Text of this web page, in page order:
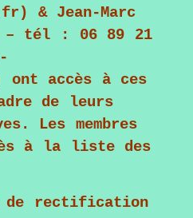
& Jean-Marc
– tél : 06 89 21
ont accès à ces
de leurs
Les membres
à la liste des
de rectification